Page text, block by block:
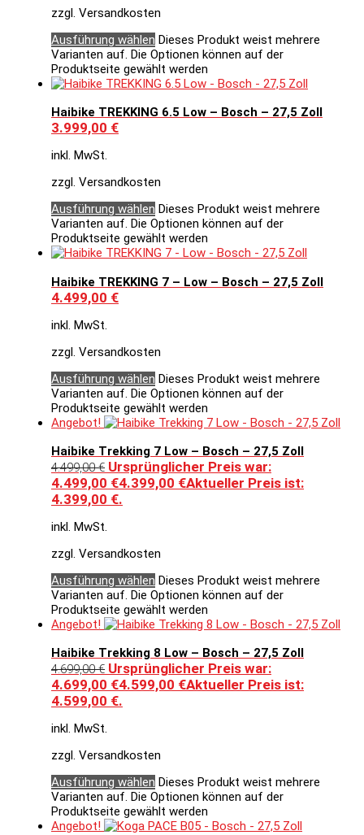
zzgl. Versandkosten
Ausführung wählen Dieses Produkt weist mehrere
Varianten auf. Die Optionen können auf der
Produktseite gewählt werden
Haibike TREKKING 6.5 Low – Bosch – 27,5 Zoll
3.999,00 €
inkl. MwSt.
zzgl. Versandkosten
Ausführung wählen Dieses Produkt weist mehrere
Varianten auf. Die Optionen können auf der
Produktseite gewählt werden
Haibike TREKKING 7 – Low – Bosch – 27,5 Zoll
4.499,00 €
inkl. MwSt.
zzgl. Versandkosten
Ausführung wählen Dieses Produkt weist mehrere
Varianten auf. Die Optionen können auf der
Produktseite gewählt werden
Angebot!
Haibike Trekking 7 Low – Bosch – 27,5 Zoll
4.499,00€ Ursprünglicher Preis war:
4.499,00 €4.399,00 €Aktueller Preis ist:
4.399,00 €.
inkl. MwSt.
zzgl. Versandkosten
Ausführung wählen Dieses Produkt weist mehrere
Varianten auf. Die Optionen können auf der
Produktseite gewählt werden
Angebot!
Haibike Trekking 8 Low – Bosch – 27,5 Zoll
4.699,00€ Ursprünglicher Preis war:
4.699,00 €4.599,00 €Aktueller Preis ist:
4.599,00 €.
inkl. MwSt.
zzgl. Versandkosten
Ausführung wählen Dieses Produkt weist mehrere
Varianten auf. Die Optionen können auf der
Produktseite gewählt werden
Angebot!